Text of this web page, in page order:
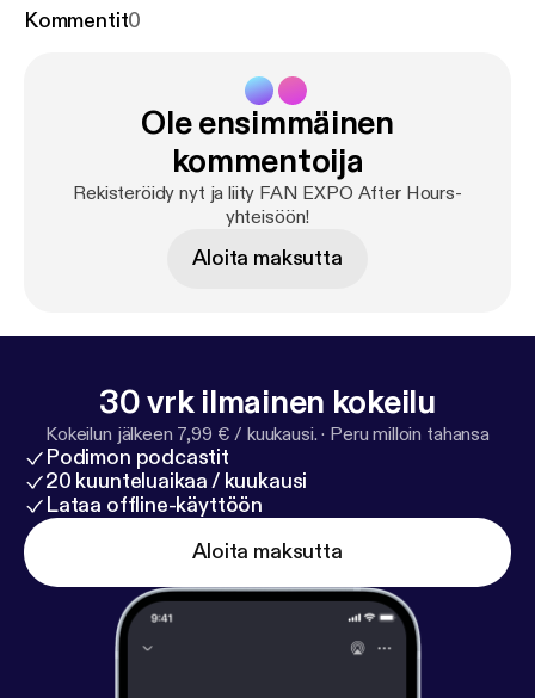
Kommentit0
Ole ensimmäinen
kommentoija
Rekisteröidy nyt ja liity FAN EXPO After Hours-
yhteisöön!
Aloita maksutta
30 vrk ilmainen kokeilu
Kokeilun jälkeen 7,99 € / kuukausi. · Peru milloin tahansa
Podimon podcastit
20 kuunteluaikaa / kuukausi
Lataa offline-käyttöön
Aloita maksutta